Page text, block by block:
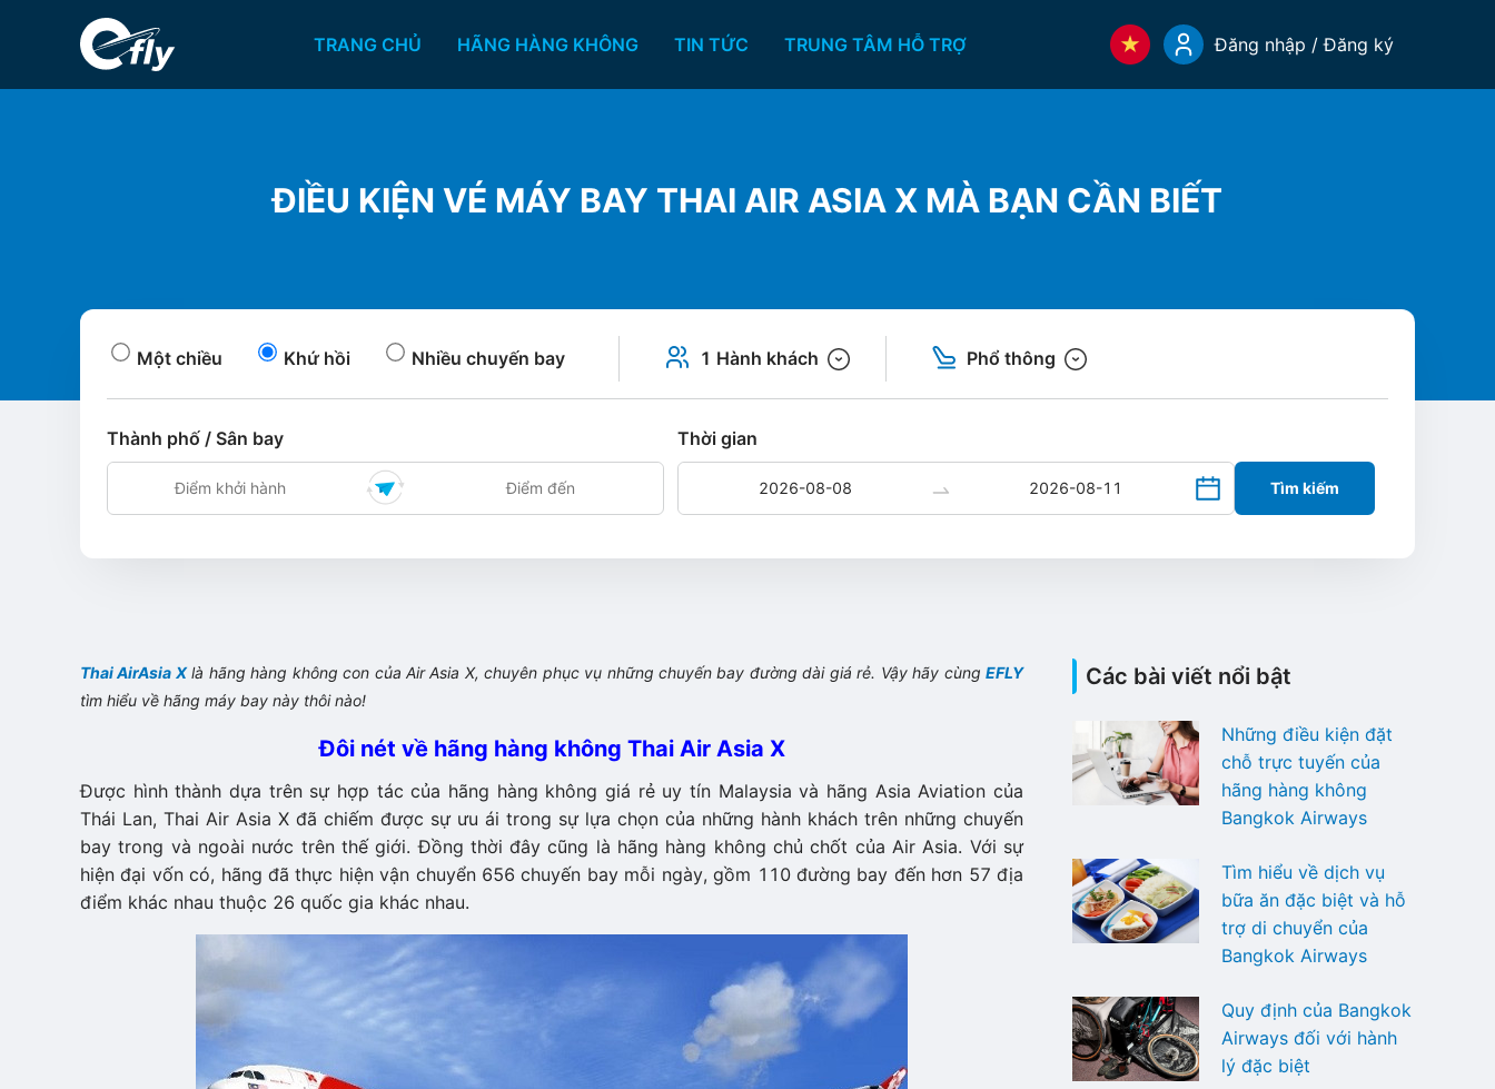
TRANG CHỦ HÃNG HÀNG KHÔNG TIN TỨC TRUNG TÂM HỖ TRỢ Đăng nhập / Đăng ký
ĐIỀU KIỆN VÉ MÁY BAY THAI AIR ASIA X MÀ BẠN CẦN BIẾT
Một chiều Khứ hồi Nhiều chuyến bay 1 Hành khách Phổ thông
Thành phố / Sân bay Thời gian
Tìm kiếm
Thai AirAsia Xlà hãng hàng không con của Air Asia X, chuyên phục vụ những chuyến bay đường dài giá rẻ. Vậy hãy cùngEFLY
tìm hiểu về hãng máy bay này thôi nào!
Đôi nét về hãng hàng không Thai Air Asia X
Được hình thành dựa trên sự hợp tác của hãng hàng không giá rẻ uy tín Malaysia và hãng Asia Aviation của
Thái Lan, Thai Air Asia X đã chiếm được sự ưu ái trong sự lựa chọn của những hành khách trên những chuyến
bay trong và ngoài nước trên thế giới. Đồng thời đây cũng là hãng hàng không chủ chốt của Air Asia. Với sự
hiện đại vốn có, hãng đã thực hiện vận chuyển 656 chuyến bay mỗi ngày, gồm 110 đường bay đến hơn 57 địa
điểm khác nhau thuộc 26 quốc gia khác nhau.
Các bài viết nổi bật
Những điều kiện đặt
chỗ trực tuyến của
hãng hàng không
Bangkok Airways
Tìm hiểu về dịch vụ
bữa ăn đặc biệt và hỗ
trợ di chuyển của
Bangkok Airways
Quy định của Bangkok
Airways đối với hành
lý đặc biệt